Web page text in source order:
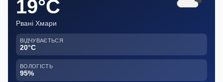
19°C
Рвані Хмари
ВІДЧУВАЄТЬСЯ
20°C
ВОЛОГІСТЬ
95%